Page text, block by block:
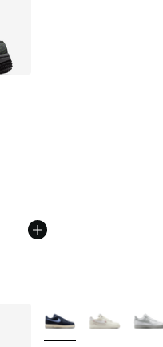
Plus de couleurs